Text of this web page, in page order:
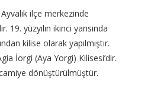
Ayvalık ilçe merkezinde
19. yüzyılın ikinci yarısında
kilise olarak yapılmıştır.
İorgi (Aya Yorgi) Kilisesi’dir.
camiye dönüştürülmüştür.